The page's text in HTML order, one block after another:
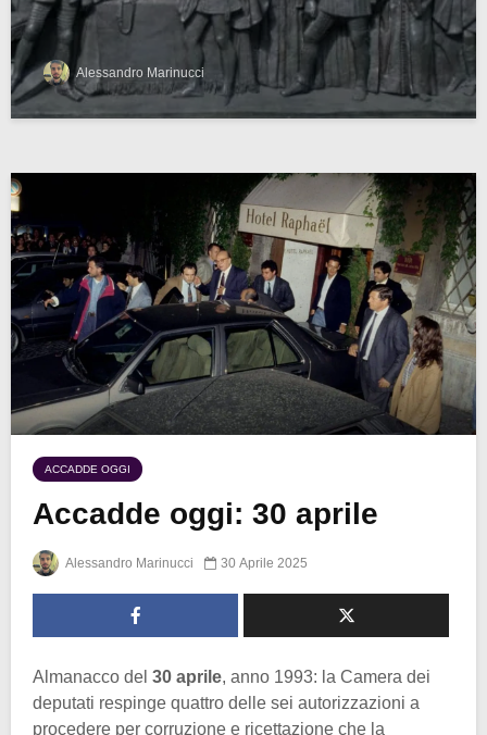
Alessandro Marinucci
ACCADDE OGGI
Accadde oggi: 30 aprile
Alessandro Marinucci 30 Aprile 2025
Almanacco del 30 aprile, anno 1993: la Camera dei
deputati respinge quattro delle sei autorizzazioni a
procedere per corruzione e ricettazione che la